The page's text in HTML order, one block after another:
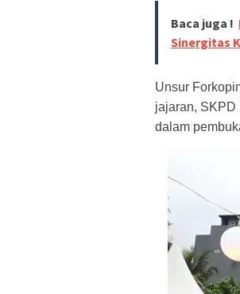
Baca juga !
Sinergitas
Unsur
jajaran, SKPD
dalam